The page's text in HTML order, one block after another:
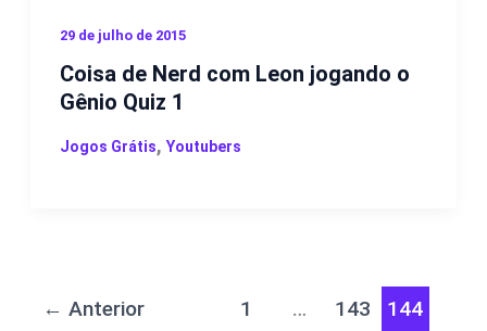
29 de julho de 2015
Coisa de Nerd com Leon jogando o
Gênio Quiz 1
Jogos Grátis, Youtubers
← Anterior 1 … 143 144